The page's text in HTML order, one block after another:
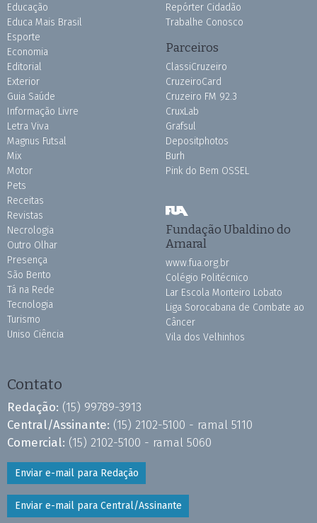
Educação
Educa Mais Brasil
Esporte
Economia
Editorial
Exterior
Guia Saúde
Informação Livre
Letra Viva
Magnus Futsal
Mix
Motor
Pets
Receitas
Revistas
Necrologia
Outro Olhar
Presença
São Bento
Tá na Rede
Tecnologia
Turismo
Uniso Ciência
Repórter Cidadão
Trabalhe Conosco
Parceiros
ClassiCruzeiro
CruzeiroCard
Cruzeiro FM 92.3
CruxLab
Grafsul
Depositphotos
Burh
Pink do Bem OSSEL
Fundação Ubaldino do
Amaral
www.fua.org.br
Colégio Politécnico
Lar Escola Monteiro Lobato
Liga Sorocabana de Combate ao
Câncer
Vila dos Velhinhos
Contato
Redação: (15) 99789-3913
Central/Assinante: (15) 2102-5100 - ramal 5110
Comercial: (15) 2102-5100 - ramal 5060
Enviar e-mail para Redação
Enviar e-mail para Central/Assinante